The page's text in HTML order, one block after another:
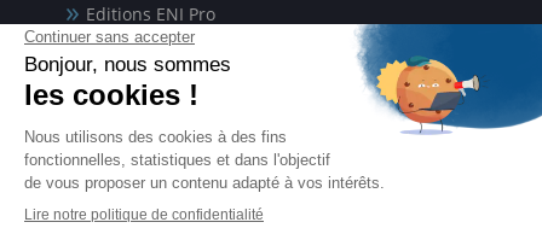
Editions ENI Pro
pour les organismes de formation
ENI elearning
La solution de formation à l'informatique en ligne,
disponible en 5 langues
Certifications ENI